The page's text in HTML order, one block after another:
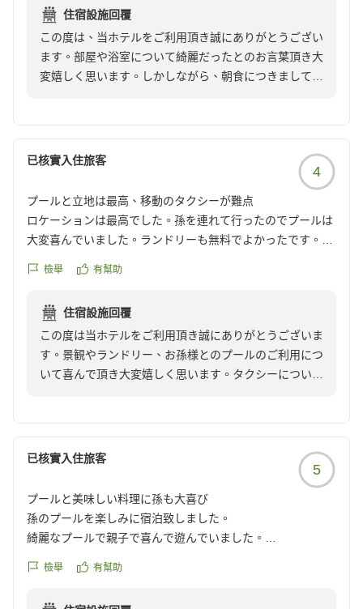
す。あと洗面所の電気が暗くて化粧しずらいので卓上鏡など
置いてくれたら有難いです。
今回は子連れで宿泊しましたがどの世代にもおすすめできる
ホテルだと思います。
住宿設施回覆
この度は、当ホテルをご利用頂き誠にありがとうござい
ます。部屋や浴室について綺麗だったとのお言葉頂き大
変嬉しく思います。しかしながら、朝食につきまして大
し大変申し訳ございません。卓上鏡などにつきまして
も、今後の参考とさせて頂きます。またのご利用を心よ
りお待ちしております。
已核實入住旅客
4
プールと立地は最高、移動のタクシーが難点
ロケーションは最高でした。孫を連れて行ったのでプールは
大変喜んでいました。ランドリーも無料でよかったです。た
はないのですが、多人数タクシーがなく2台分乗で割高にな
クチコミの詳細はこちらから
https://review.travel.rakuten.co.jp/hotel/voice/106160?
reviewId=33123478220755
檢舉 有幫助
住宿設施回覆
この度は当ホテルをご利用頂き誠にありがとうございま
す。景観やランドリー、お孫様とのプールのご利用につ
いて喜んで頂き大変嬉しく思います。タクシーについて
已核實入住旅客
5
プールと美味しい料理に孫も大喜び
孫のプールを楽しみに宿泊致しました。
綺麗なプールで親子で喜んで遊んでいました。
めていました。
檢舉 有幫助